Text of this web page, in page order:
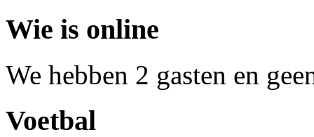
Wie is online
We hebben 2 gasten en
Voetbal